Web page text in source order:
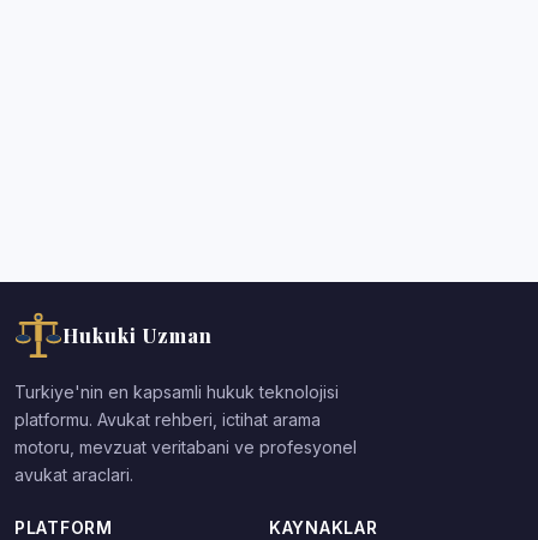
Hukuki Uzman
Turkiye'nin en kapsamli hukuk teknolojisi
platformu. Avukat rehberi, ictihat arama
motoru, mevzuat veritabani ve profesyonel
avukat araclari.
PLATFORM KAYNAKLAR